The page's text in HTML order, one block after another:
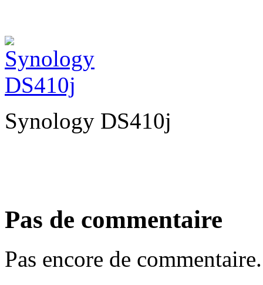
Synology DS410j
Pas de commentaire
Pas encore de commentaire.